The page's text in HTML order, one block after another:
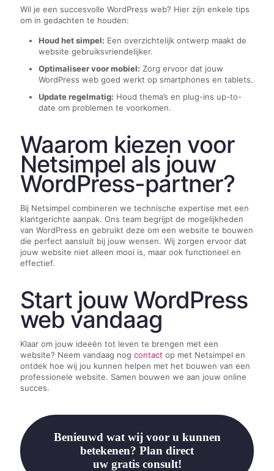
Wil je een succesvolle WordPress web? Hier zijn enkele tips
om in gedachten te houden:
Houd het simpel: Een overzichtelijk ontwerp maakt de
website gebruiksvriendelijker.
Optimaliseer voor mobiel: Zorg ervoor dat jouw
WordPress web goed werkt op smartphones en tablets.
Update regelmatig: Houd thema’s en plug-ins up-to-
date om problemen te voorkomen.
Waarom kiezen voor
Netsimpel als jouw
WordPress-partner?
Bij Netsimpel combineren we technische expertise met een
klantgerichte aanpak. Ons team begrijpt de mogelijkheden
van WordPress en gebruikt deze om een website te bouwen
die perfect aansluit bij jouw wensen. Wij zorgen ervoor dat
jouw website niet alleen mooi is, maar ook functioneel en
effectief.
Start jouw WordPress
web vandaag
Klaar om jouw ideeën tot leven te brengen met een
website? Neem vandaag nog contact op met Netsimpel en
ontdek hoe wij jou kunnen helpen met het bouwen van een
professionele website. Samen bouwen we aan jouw online
succes.
Benieuwd wat wij voor u kunnen
betekenen? Plan direct
uw gratis consult!